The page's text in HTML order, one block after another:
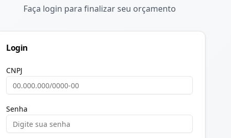
Faça login para finalizar seu orçamento
Login
CNPJ
Senha